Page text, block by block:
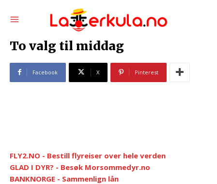
To valg til middag
Facebook X Pinterest
FLY2.NO - Bestill flyreiser over hele verden
GLAD I DYR? - Besøk Morsommedyr.no
BANKNORGE - Sammenlign lån